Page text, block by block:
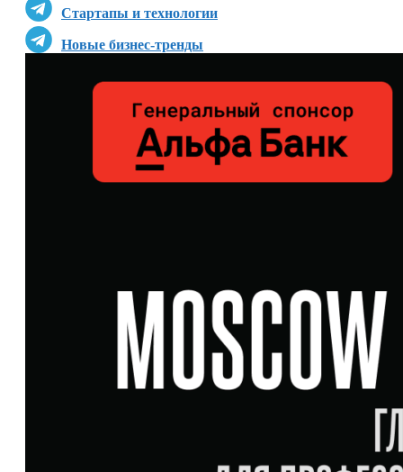
Стартапы и технологии
Новые бизнес-тренды